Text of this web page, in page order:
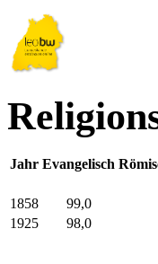
Jahr Evangelisch
1858
99,0
1925
98,0